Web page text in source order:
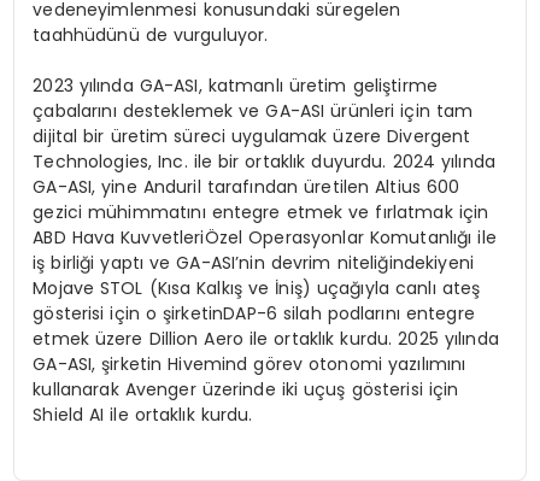
vedeneyimlenmesi konusundaki süregelen
taahhüdünü de vurguluyor.
2023 yılında GA-ASI, katmanlı üretim geliştirme
çabalarını desteklemek ve GA-ASIürünleri için tam
dijital bir üretim süreci uygulamak üzere Divergent
Technologies, Inc. ile bir ortaklık duyurdu. 2024yılında
GA-ASI,yine Anduril tarafından üretilen Altius 600
gezici mühimmatını entegre etmek ve fırlatmak için
ABD Hava KuvvetleriÖzelOperasyonlar Komutanlığı ile
iş birliği yaptı ve GA-ASI’nin devrim niteliğindekiyeni
Mojave STOL (Kısa Kalkış ve İniş) uçağıyla canlı ateş
gösterisi için oşirketinDAP-6 silah podlarını entegre
etmek üzere Dillion Aero ile ortaklık kurdu. 2025 yılında
GA-ASI,şirketin Hivemind görevotonomi yazılımını
kullanarakAvenger üzerinde iki uçuş gösterisi için
Shield AIile ortaklık kurdu.